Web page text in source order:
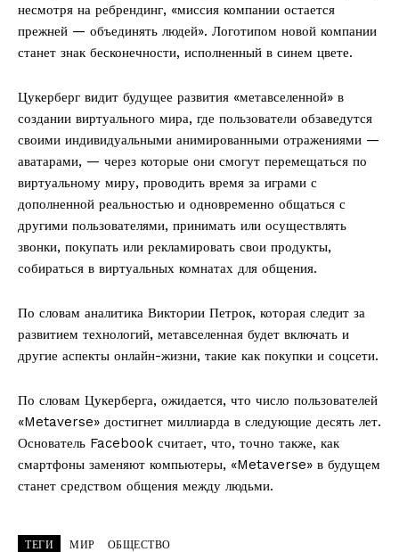
несмотря на ребрендинг, «миссия компании остается
прежней — объединять людей». Логотипом новой компании
станет знак бесконечности, исполненный в синем цвете.
Цукерберг видит будущее развития «метавселенной» в
создании виртуального мира, где пользователи обзаведутся
своими индивидуальными анимированными отражениями —
аватарами, — через которые они смогут перемещаться по
виртуальному миру, проводить время за играми с
дополненной реальностью и одновременно общаться с
другими пользователями, принимать или осуществлять
звонки, покупать или рекламировать свои продукты,
собираться в виртуальных комнатах для общения.
По словам аналитика Виктории Петрок, которая следит за
развитием технологий, метавселенная будет включать и
другие аспекты онлайн-жизни, такие как покупки и соцсети.
По словам Цукерберга, ожидается, что число пользователей
«Metaverse» достигнет миллиарда в следующие десять лет.
Основатель Facebook считает, что, точно также, как
смартфоны заменяют компьютеры, «Metaverse» в будущем
станет средством общения между людьми.
ТЕГИ МИР ОБЩЕСТВО